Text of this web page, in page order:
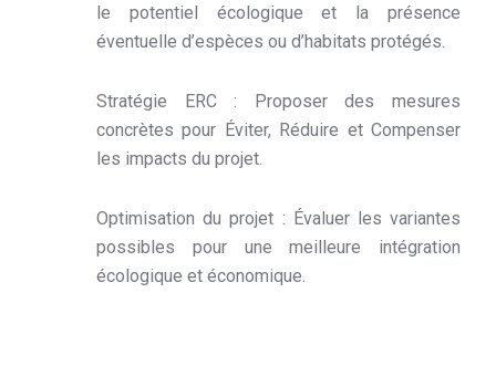
le potentiel écologique et la présence
éventuelle d’espèces ou d’habitats protégés.
Stratégie ERC : Proposer des mesures
concrètes pour Éviter, Réduire et Compenser
les impacts du projet.
Optimisation du projet : Évaluer les variantes
possibles pour une meilleure intégration
écologique et économique.